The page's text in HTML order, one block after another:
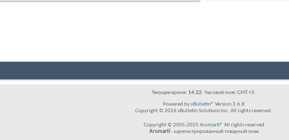
Текущее время: 14:22. Часовой пояс GMT +3.
Powered byvBulletin® Version 3.6.8
Copyright © 2026 vBulletin Solutions Inc. All rights reserved.
Copyright © 2005-2025 Aromarti® All rights reserved
Aromarti- зарегистрированный товарный знак